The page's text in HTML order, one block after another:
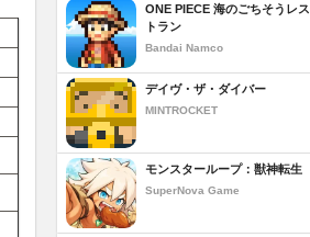
ONE PIECE 海のごちそうレス
トラン
Bandai Namco
デイヴ・ザ・ダイバー
MINTROCKET
モンスターループ：獣神転生
SuperNova Game